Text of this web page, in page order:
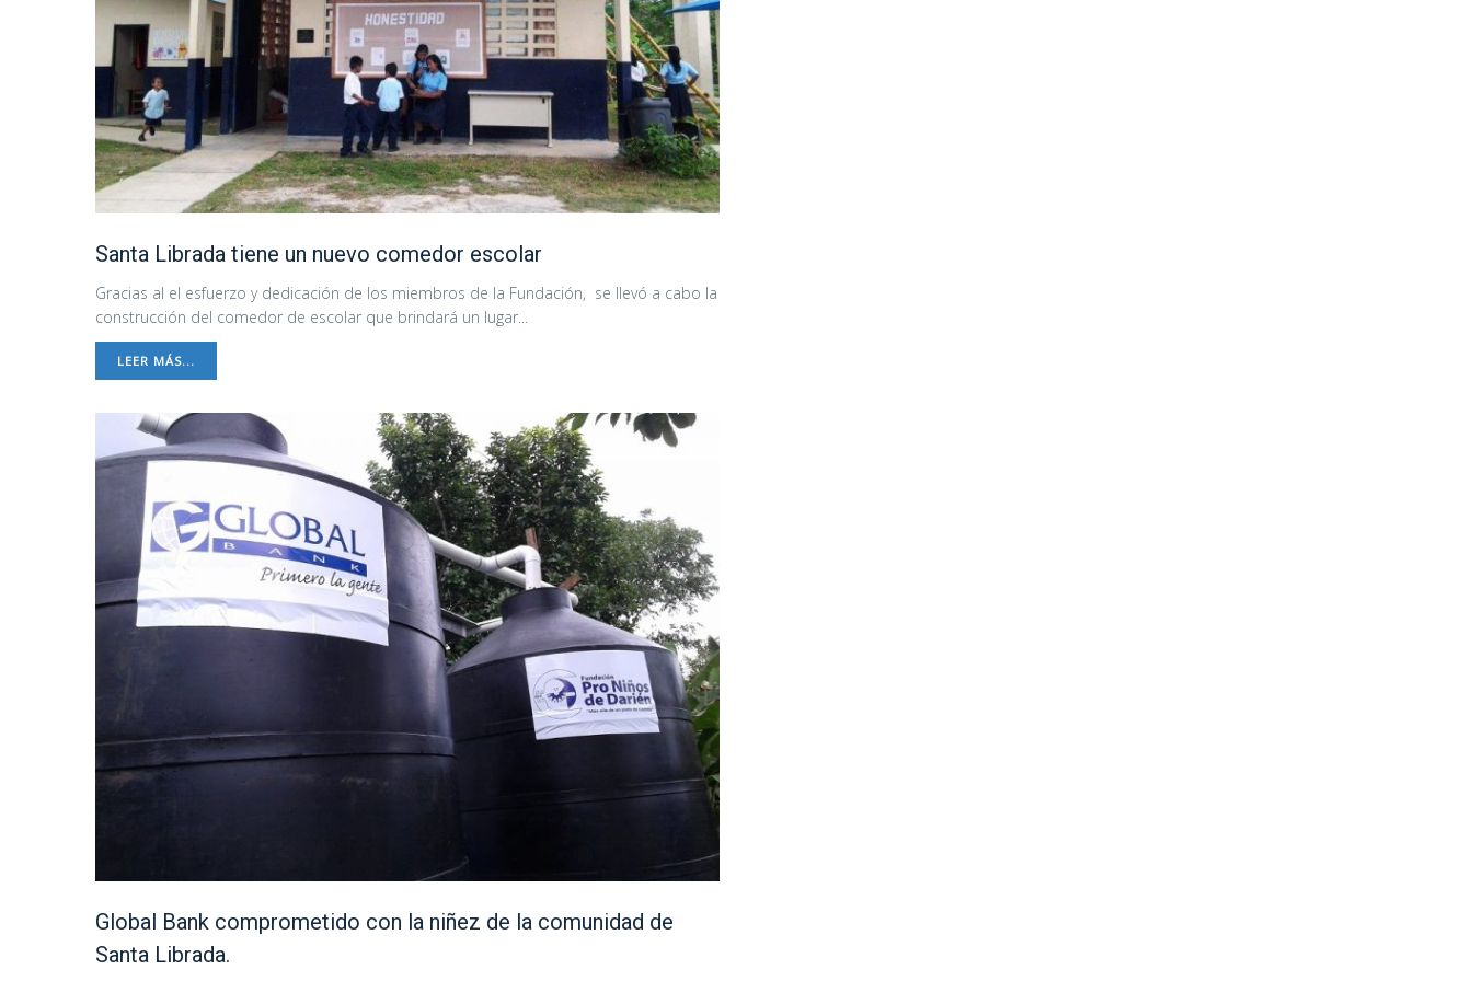
Santa Librada tiene un nuevo comedor escolar
Gracias al el esfuerzo y dedicación de los miembros de la Fundación, se llevó a cabo la
construcción del comedor de escolar que brindará un lugar...
LEER MÁS...
Global Bank comprometido con la niñez de la comunidad de
Santa Librada.